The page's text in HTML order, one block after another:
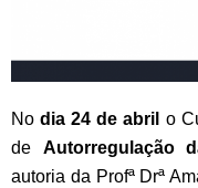
Nodia 24 de abril o
de Autorregulação
autoria da Profª Drª